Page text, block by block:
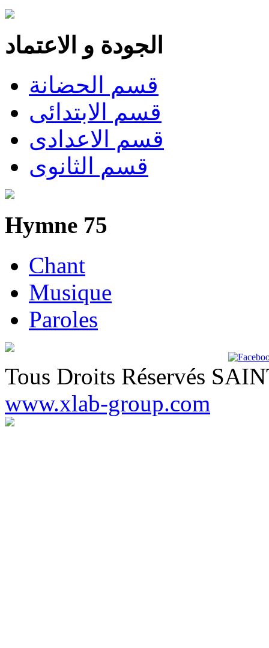
الجودة و الاعتماد
قسم الحضانة
قسم الابتدائى
قسم الاعدادى
قسم الثانوى
Hymne 75
Chant
Musique
Paroles
Tous Droits Réservés
www.xlab-group.com